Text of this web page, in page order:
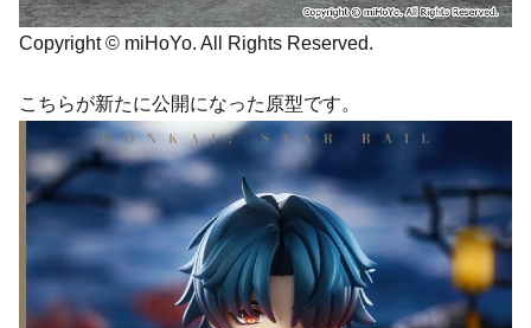
Copyright © miHoYo. All Rights Reserved.
こちらが新たに公開になった原型です。